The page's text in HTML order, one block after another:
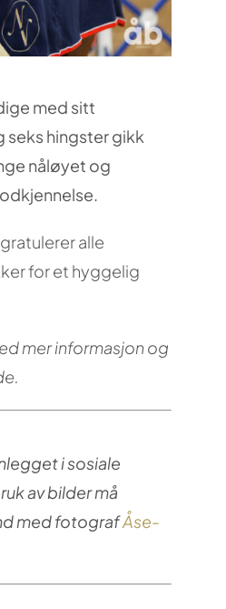
med sitt
seks hingster gikk
nåløyet og
alle
for et hyggelig
mer informasjon og
i sosiale
av bilder må
med fotografÅse-